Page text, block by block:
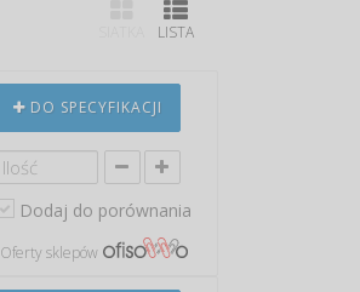
LISTA
DO SPECYFIKACJI
Dodaj do porównania
Oferty sklepów